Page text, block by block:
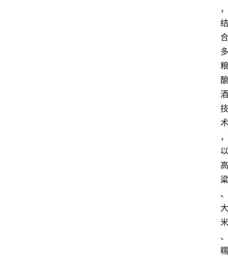
，
结
合
多
粮
酿
酒
技
术
，
以
高
粱
、
大
米
、
糯